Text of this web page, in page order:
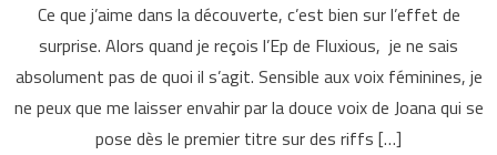
Ce que j’aime dans la découverte, c’est bien sur l’effet de
surprise. Alors quand je reçois l’Ep de Fluxious, je ne sais
absolument pas de quoi il s’agit. Sensible aux voix féminines, je
ne peux que me laisser envahir par la douce voix de Joana qui se
pose dès le premier titre sur des riffs […]